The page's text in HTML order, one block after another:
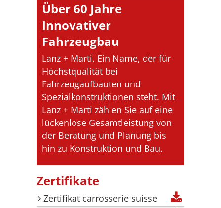
Über 60 Jahre
Innovativer
Fahrzeugbau
Lanz + Marti. Ein Name, der für
Höchstqualität bei
Fahrzeugaufbauten und
Spezialkonstruktionen steht. Mit
Lanz + Marti zählen Sie auf eine
lückenlose Gesamtleistung von
der Beratung und Planung bis
hin zu Konstruktion und Bau.
Zertifikate
Zertifikat carrosserie suisse